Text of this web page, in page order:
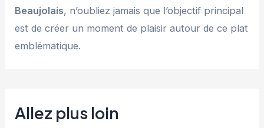
Beaujolais, n’oubliez jamais que l’objectif principal
est de créer un moment de plaisir autour de ce plat
emblématique.
Allez plus loin